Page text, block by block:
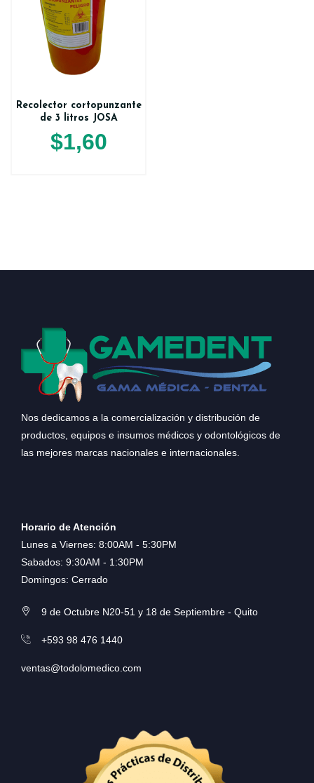
Recolector cortopunzante
de 3 litros JOSA
$1,60
Nos dedicamos a la comercialización y distribución de
productos, equipos e insumos médicos y odontológicos de
las mejores marcas nacionales e internacionales.
Horario de Atención
Lunes a Viernes: 8:00AM - 5:30PM
Sabados: 9:30AM - 1:30PM
Domingos: Cerrado
9 de Octubre N20-51 y 18 de Septiembre - Quito
+593 98 476 1440
ventas@todolomedico.com